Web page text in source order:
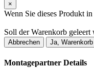
×
Wenn Sie dieses Produkt
Soll der Warenkorb geleert
Abbrechen Ja,
Montagepartner Details